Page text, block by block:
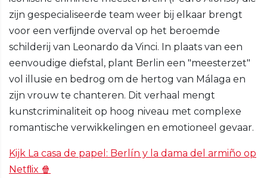
zijn gespecialiseerde team weer bij elkaar brengt
voor een verﬁjnde overval op het beroemde
schilderij van Leonardo da Vinci. In plaats van een
eenvoudige diefstal, plant Berlin een "meesterzet"
vol illusie en bedrog om de hertog van Málaga en
zijn vrouw te chanteren. Dit verhaal mengt
kunstcriminaliteit op hoog niveau met complexe
romantische verwikkelingen en emotioneel gevaar.
Kijk La casa de papel: Berlín y la dama del armiño op
Netﬂix 🍿